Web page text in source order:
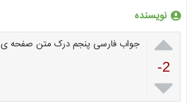
نویسنده

-2

جواب فارسی پنجم درک متن صفحه ی 19